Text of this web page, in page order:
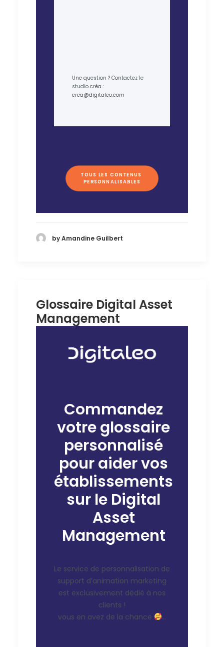
Une question ? Contactez le
studio créa :
crea@digitaleo.com
TOUS LES CONTENUS
PERSONNALISABLES
by Amandine Guilbert
Glossaire Digital Asset
Management
Commandez
votre glossaire
personnalisé
pour aider vos
établissements
sur le Digital
Asset
Management
Le service de personnalisation de
support d’animation marketing
est exclusivement dédié à nos
clients !
vous en avez de la chance
…